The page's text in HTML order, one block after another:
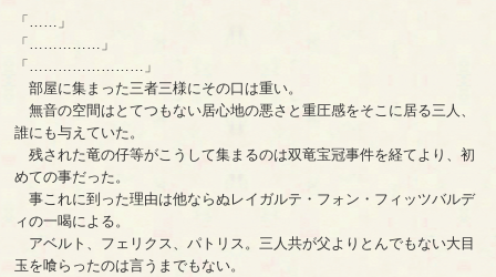
「……」
「……………」
「……………………」
部屋に集まった三者三様にその口は重い。
無音の空間はとてつもない居心地の悪さと重圧感をそこに居る三人、
誰にも与えていた。
残された竜の仔等がこうして集まるのは双竜宝冠事件を経てより、初
めての事だった。
事これに到った理由は他ならぬレイガルテ・フォン・フィッツバルデ
ィの一喝による。
アベルト、フェリクス、パトリス。三人共が父よりとんでもない大目
玉を喰らったのは言うまでもない。